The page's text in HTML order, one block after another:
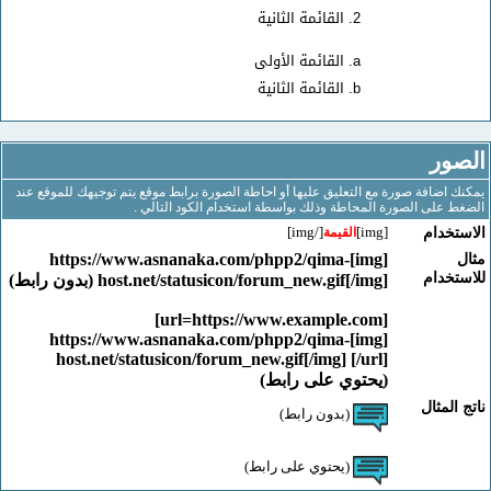
القائمة الثانية
القائمة الأولى
القائمة الثانية
صورة مع التعليق عليها أو احاطة الصورة برابط موقع يتم توجيهك للموقع عند
على الصورة المحاطة وذلك بواسطة استخدام الكود التالي .
[img] القيمة[/img]
[img]https://www.asnanaka.com/phpp2/qima-
host.net/statusicon/forum_new.gif[/img] (بدون رابط)
[url=https://www.example.com]
[img]https://www.asnanaka.com/phpp2/qima-
host.net/statusicon/forum_new.gif[/img] [/url]
(يحتوي على رابط)
(بدون رابط)
(يحتوي على رابط)